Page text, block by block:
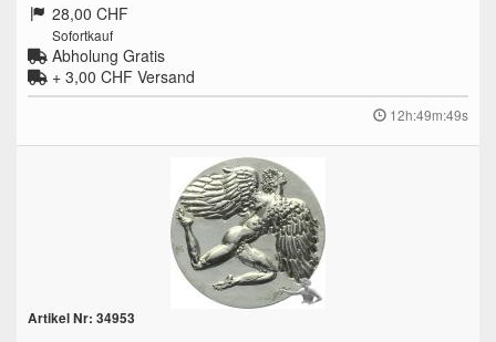
28,00 CHF
Sofortkauf
Abholung Gratis
+ 3,00 CHF Versand
12h:49m:48s
Artikel Nr: 34953